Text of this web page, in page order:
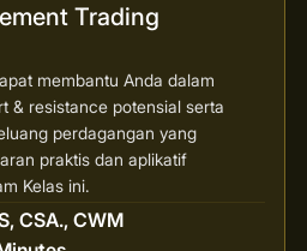
Trading
membantu Anda dalam
& resistance potensial serta
perdagangan yang
praktis dan aplikatif
Kelas ini.
CSA., CWM